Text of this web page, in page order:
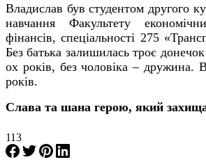
Владислав був студентом другого
навчання Факультету
фінансів, спеціальності 275
Без батька залишилась троє
ох років, без чоловіка – дружина.
років.
Слава та шана герою, який
113